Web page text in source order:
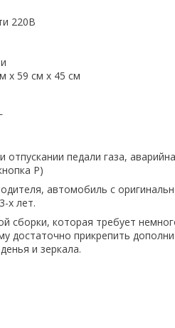
220В
x 59 см x 45 см
педали газа,
P)
автомобиль с
х лет.
сборки, которая требует
достаточно прикрепить
и зеркала.